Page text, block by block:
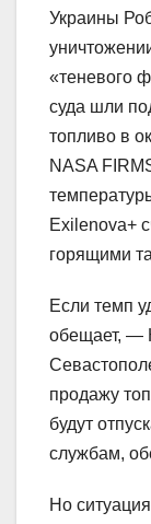
Украины
«теневого
суда шли
топливо в
NASA
Exilenova+
горящими
Если темп
обещает, —
продажу
будут
службам,
Но